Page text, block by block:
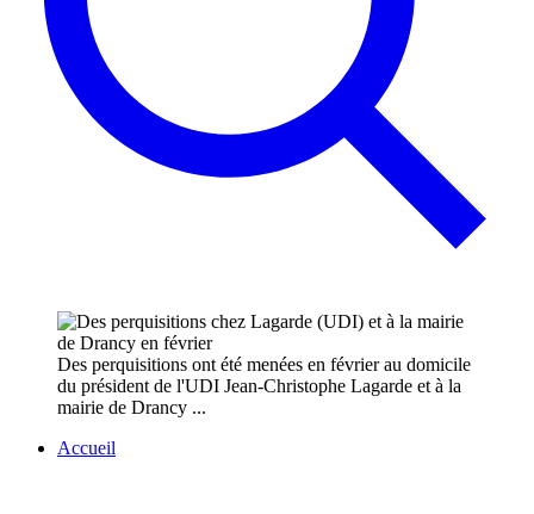
Des perquisitions ont été menées en février au domicile
du président de l'UDI Jean-Christophe Lagarde et à la
mairie de Drancy ...
Accueil